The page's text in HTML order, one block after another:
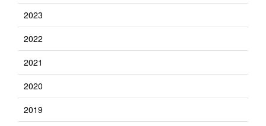
2023
2022
2021
2020
2019